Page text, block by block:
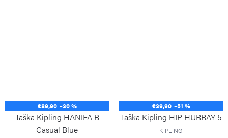
€89,90 –30 %
Taška Kipling HANIFA B
Casual Blue
€39,90 –51 %
Taška Kipling HIP HURRAY 5
KIPLING